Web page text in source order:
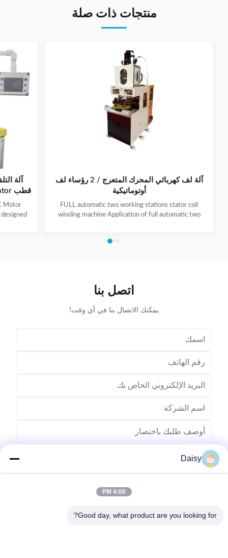
منتجات ذات صلة
آلة لف كهربائي المحرك المتعرج / 2 رؤساء لف
أوتوماتيكية
FULL automatic two working stations stator coil
winding machine Application of full automatic two
poles, 4 poles and 6poles coils winding. 1. Main
Winding speed ≤2500RPM Max stator OD 160mm
Motor
اتصل بنا
يمكنك الاتصال بنا في أي وقت!
يرسل
Daisy
4:00 PM
Good day, what product are you looking for?